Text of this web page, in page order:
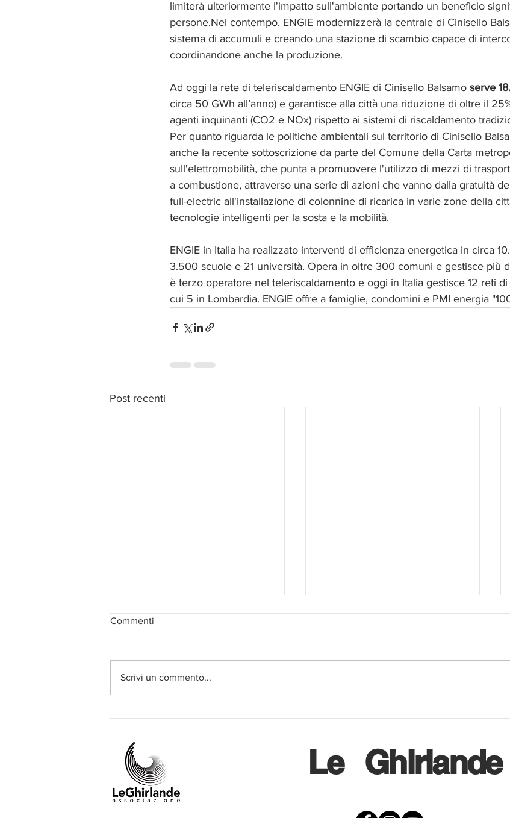
limiterà ulteriormente l'impatto sull'ambiente portando un beneficio
persone.Nel contempo, ENGIE modernizzerà la centrale di Cinisello
sistema di accumuli e creando una stazione di scambio capace di
coordinandone anche la produzione.
Ad oggi la rete di teleriscaldamento ENGIE di Cinisello Balsamo serve
circa 50 GWh all’anno) e garantisce alla città una riduzione di oltre il
agenti inquinanti (CO2 e NOx) rispetto ai sistemi di riscaldamento
Per quanto riguarda le politiche ambientali sul territorio di Cinisello
anche la recente sottoscrizione da parte del Comune della Carta
sull'elettromobilità, che punta a promuovere l'utilizzo di mezzi di
a combustione, attraverso una serie di azioni che vanno dalla gratuità
full-electric all'installazione di colonnine di ricarica in varie zone della
tecnologie intelligenti per la sosta e la mobilità.
ENGIE in Italia ha realizzato interventi di efficienza energetica in circa
3.500 scuole e 21 università. Opera in oltre 300 comuni e gestisce più
è terzo operatore nel teleriscaldamento e oggi in Italia gestisce 12 reti
cui 5 in Lombardia. ENGIE offre a famiglie, condomini e PMI energia
Post recenti
dell'Health QiGong
Commenti
Scrivi un commento...
Le Ghirlande